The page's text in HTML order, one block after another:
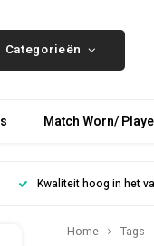
Categorieën
Match Worn/
Kwaliteit hoog in het
Home Tags